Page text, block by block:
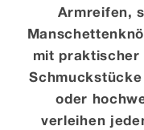
Armreifen,
mit praktischer
oder
verleihen